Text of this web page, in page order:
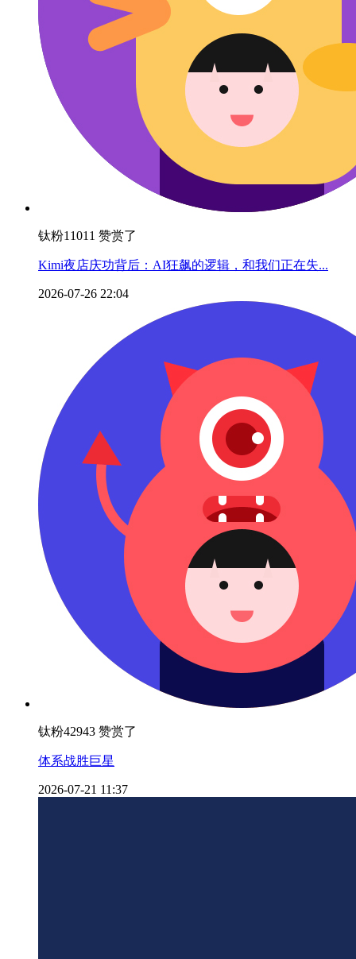
钛粉11011 赞赏了
Kimi夜店庆功背后：AI狂飙的逻辑，和我们正在失...
2026-07-26 22:04
钛粉42943 赞赏了
体系战胜巨星
2026-07-21 11:37